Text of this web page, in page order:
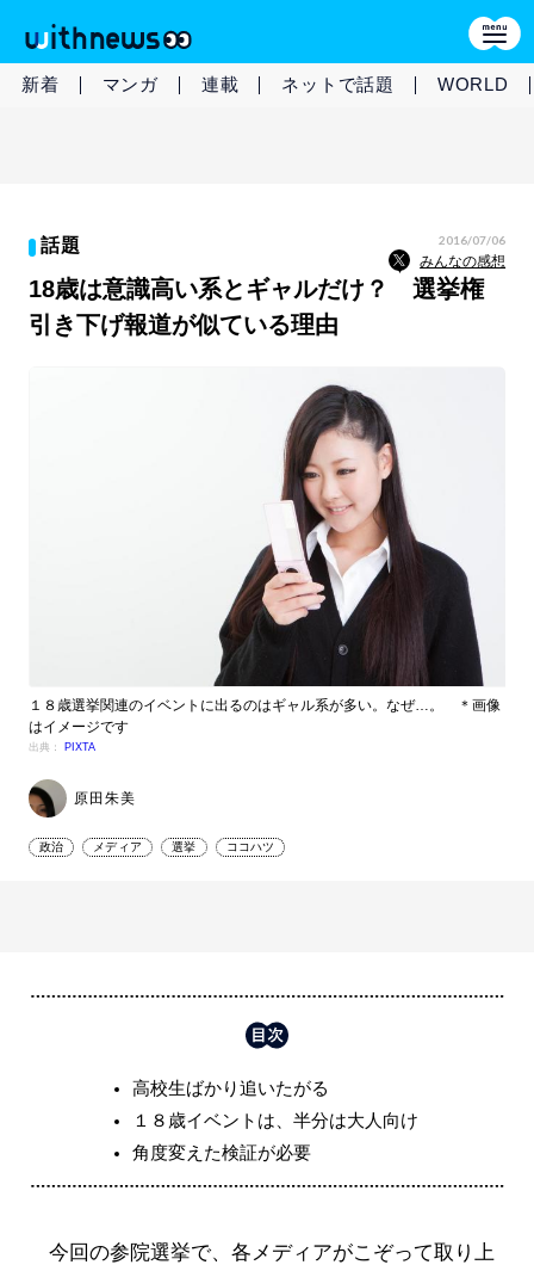
新着 マンガ 連載 ネットで話題 WORLD
話題 2016/07/06
みんなの感想
18歳は意識高い系とギャルだけ？ 選挙権
引き下げ報道が似ている理由
１８歳選挙関連のイベントに出るのはギャル系が多い。なぜ…。 ＊画像
はイメージです
出典： PIXTA
原田朱美
政治 メディア 選挙 ココハツ
高校生ばかり追いたがる
１８歳イベントは、半分は大人向け
角度変えた検証が必要
今回の参院選挙で、各メディアがこぞって取り上